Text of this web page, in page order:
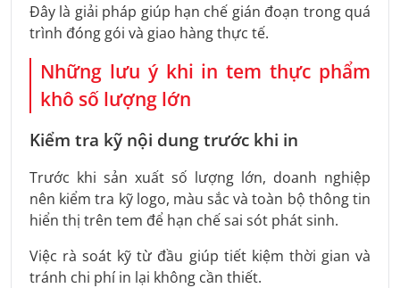
Đây là giải pháp giúp hạn chế gián đoạn trong quá
trình đóng gói và giao hàng thực tế.
Những lưu ý khi in tem thực phẩm
khô số lượng lớn
Kiểm tra kỹ nội dung trước khi in
Trước khi sản xuất số lượng lớn, doanh nghiệp
nên kiểm tra kỹ logo, màu sắc và toàn bộ thông tin
hiển thị trên tem để hạn chế sai sót phát sinh.
Việc rà soát kỹ từ đầu giúp tiết kiệm thời gian và
tránh chi phí in lại không cần thiết.